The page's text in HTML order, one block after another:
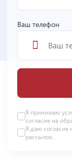
Ваш телефон
Я принимаю
согласие на
Я даю согласие
рассылок.